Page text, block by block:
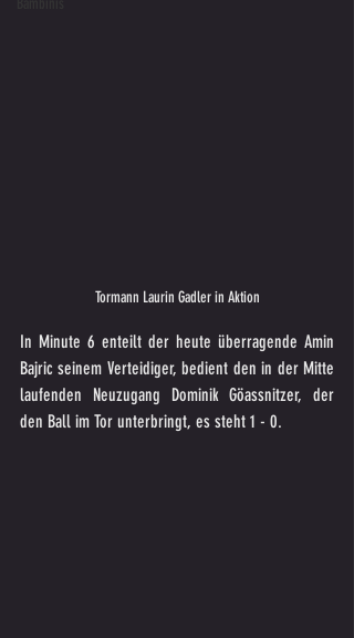
Tormann Laurin Gadler in Aktion
In Minute 6 enteilt der heute überragende Amin
Bajric seinem Verteidiger, bedient den in der Mitte
laufenden Neuzugang Dominik Göassnitzer, der
den Ball im Tor unterbringt, es steht 1 - 0.